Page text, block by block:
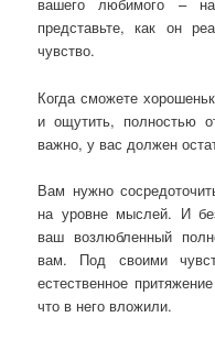
вашего любимого –
представьте, как он
чувство.
Когда сможете
и ощутить, полностью
важно, у вас должен
Вам нужно
на уровне мыслей. И
ваш возлюбленный
вам. Под своими
естественное
что в него вложили.